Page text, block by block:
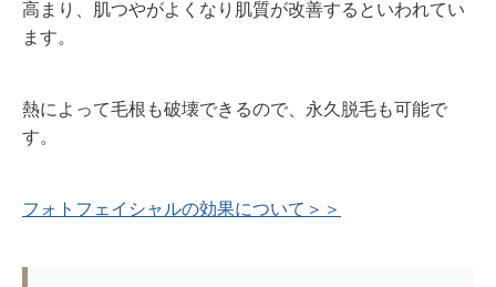
高まり、肌つやがよくなり肌質が改善するといわれてい
ます。
熱によって毛根も破壊できるので、永久脱毛も可能で
す。
フォトフェイシャルの効果について＞＞